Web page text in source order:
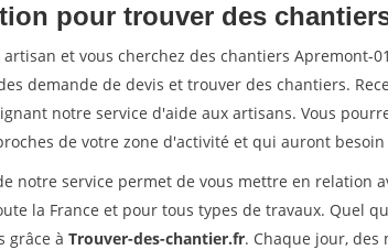
pour trouver des
artisan et vous cherchez des chantiers Apremont-
demande de devis et trouver des chantiers.
notre service d'aide aux artisans. Vous
de votre zone d'activité et qui auront
notre service permet de vous mettre en relation
la France et pour tous types de travaux. Quel
grâce à Trouver-des-chantier.fr. Chaque jour,